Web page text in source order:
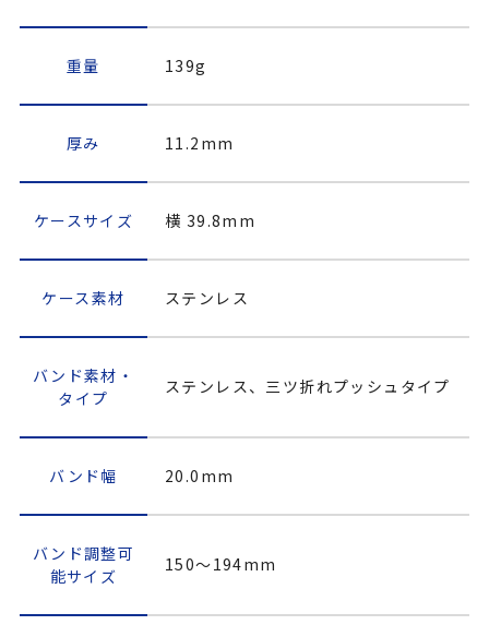
重量 139g
厚み 11.2mm
ケースサイズ 横 39.8mm
ケース素材 ステンレス
バンド素材・
タイプ
ステンレス、三ツ折れプッシュタイプ
バンド幅 20.0mm
バンド調整可
能サイズ
150～194mm